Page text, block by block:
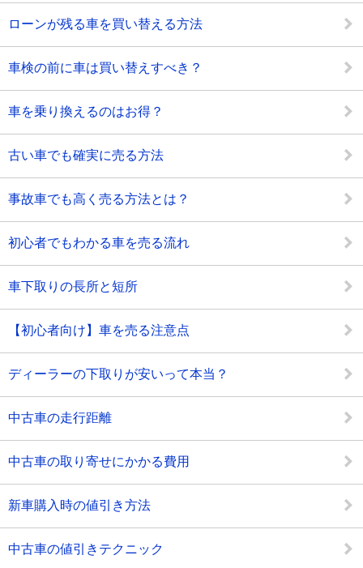
ローンが残る車を買い替える方法
車検の前に車は買い替えすべき？
車を乗り換えるのはお得？
古い車でも確実に売る方法
事故車でも高く売る方法とは？
初心者でもわかる車を売る流れ
車下取りの長所と短所
【初心者向け】車を売る注意点
ディーラーの下取りが安いって本当？
中古車の走行距離
中古車の取り寄せにかかる費用
新車購入時の値引き方法
中古車の値引きテクニック